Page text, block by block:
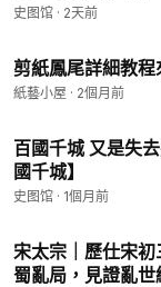
史图馆 · 2天前
剪紙鳳尾詳細教程
紙藝小屋 · 2個月前
百國千城 又是失
國千城】
史图馆 · 1個月前
宋太宗｜歷仕宋
蜀亂局，見證亂